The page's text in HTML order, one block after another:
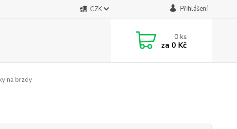
CZK Přihlášení
0ks
za 0 Kč
na brzdy